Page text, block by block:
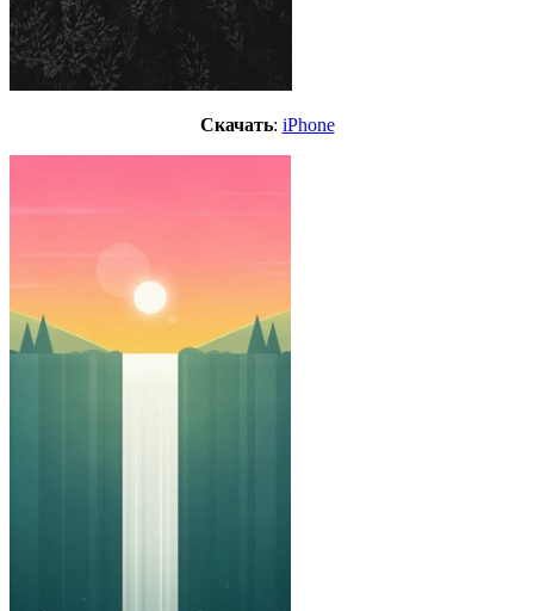
Скачать: iPhone